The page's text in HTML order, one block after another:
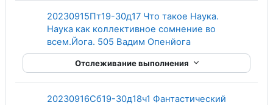
20230915Пт19-30д17 Что такое Наука.
Наука как коллективное сомнение во
всем.Йога. 505 Вадим ОпенйогаГиперссылка
Отслеживание выполнения
20230916Сб19-30д18ч1 Фантастический